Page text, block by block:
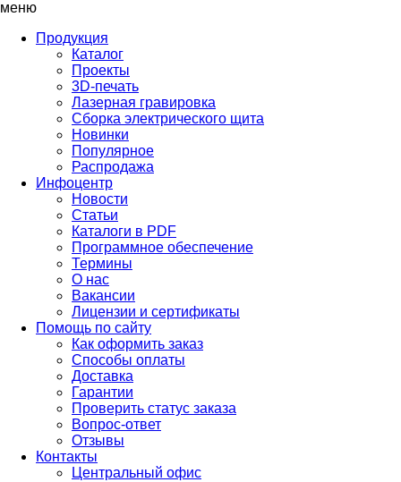
меню
Продукция
Каталог
Проекты
3D-печать
Лазерная гравировка
Сборка электрического щита
Новинки
Популярное
Распродажа
Инфоцентр
Новости
Статьи
Каталоги в PDF
Программное обеспечение
Термины
О нас
Вакансии
Лицензии и сертификаты
Помощь по сайту
Как оформить заказ
Способы оплаты
Доставка
Гарантии
Проверить статус заказа
Вопрос-ответ
Отзывы
Контакты
Центральный офис